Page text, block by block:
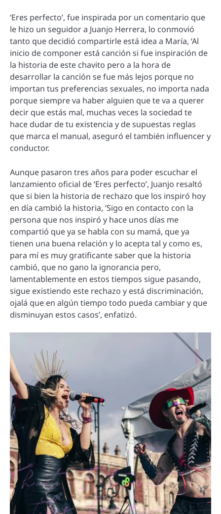
‘Eres perfecto’, fue inspirada por un comentario que
le hizo un seguidor a Juanjo Herrera, lo conmovió
tanto que decidió compartirle está idea a María, ‘Al
inicio de componer está canción si fue inspiración de
la historia de este chavito pero a la hora de
desarrollar la canción se fue más lejos porque no
importan tus preferencias sexuales, no importa nada
porque siempre va haber alguien que te va a querer
decir que estás mal, muchas veces la sociedad te
hace dudar de tu existencia y de supuestas reglas
que marca el manual, aseguró el también influencer y
conductor.
Aunque pasaron tres años para poder escuchar el
lanzamiento oficial de ‘Eres perfecto’, Juanjo resaltó
que si bien la historia de rechazo que los inspiró hoy
en día cambió la historia, ‘Sigo en contacto con la
persona que nos inspiró y hace unos días me
compartió que ya se habla con su mamá, que ya
tienen una buena relación y lo acepta tal y como es,
para mí es muy gratificante saber que la historia
cambió, que no gano la ignorancia pero,
lamentablemente en estos tiempos sigue pasando,
sigue existiendo este rechazo y está discriminación,
ojalá que en algún tiempo todo pueda cambiar y que
disminuyan estos casos’, enfatizó.